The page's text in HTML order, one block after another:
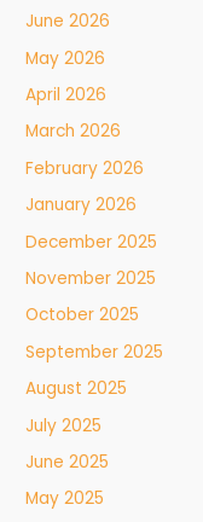
June 2026
May 2026
April 2026
March 2026
February 2026
January 2026
December 2025
November 2025
October 2025
September 2025
August 2025
July 2025
June 2025
May 2025